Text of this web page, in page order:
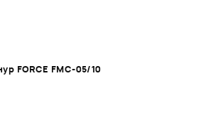
FORCE FMC-05/10